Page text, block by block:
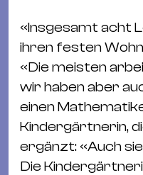
«Insgesamt acht
ihren festen
«Die meisten
wir haben aber
einen
Kindergärtnerin,
ergänzt: «Auch
Die